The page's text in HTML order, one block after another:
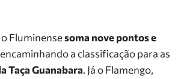
Fluminensesoma nove pontos e
a classificação para as
Taça Guanabara. Já o Flamengo,